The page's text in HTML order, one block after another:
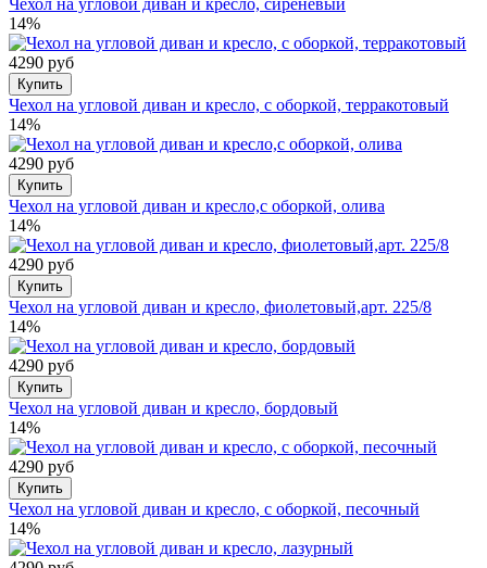
Чехол на угловой диван и кресло, сиреневый
14%
4290 руб
Купить
Чехол на угловой диван и кресло, с оборкой, терракотовый
14%
4290 руб
Купить
Чехол на угловой диван и кресло,с оборкой, олива
14%
4290 руб
Купить
Чехол на угловой диван и кресло, фиолетовый,арт. 225/8
14%
4290 руб
Купить
Чехол на угловой диван и кресло, бордовый
14%
4290 руб
Купить
Чехол на угловой диван и кресло, с оборкой, песочный
14%